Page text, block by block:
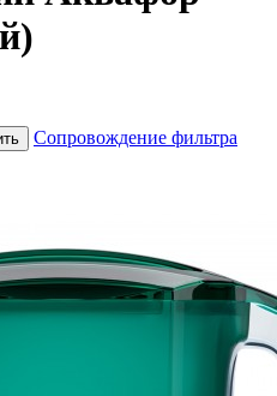
Сопровождение фильтра